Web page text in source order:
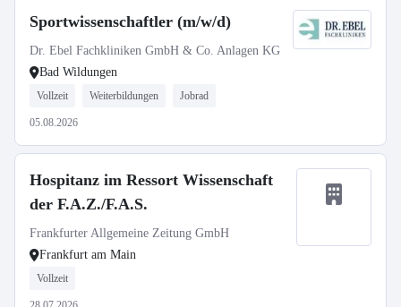
Sportwissenschaftler (m/w/d)
Dr. Ebel Fachkliniken GmbH & Co. Anlagen KG
Bad Wildungen
Vollzeit Weiterbildungen Jobrad
05.08.2026
Hospitanz im Ressort Wissenschaft
der F.A.Z./F.A.S.
Frankfurter Allgemeine Zeitung GmbH
Frankfurt am Main
Vollzeit